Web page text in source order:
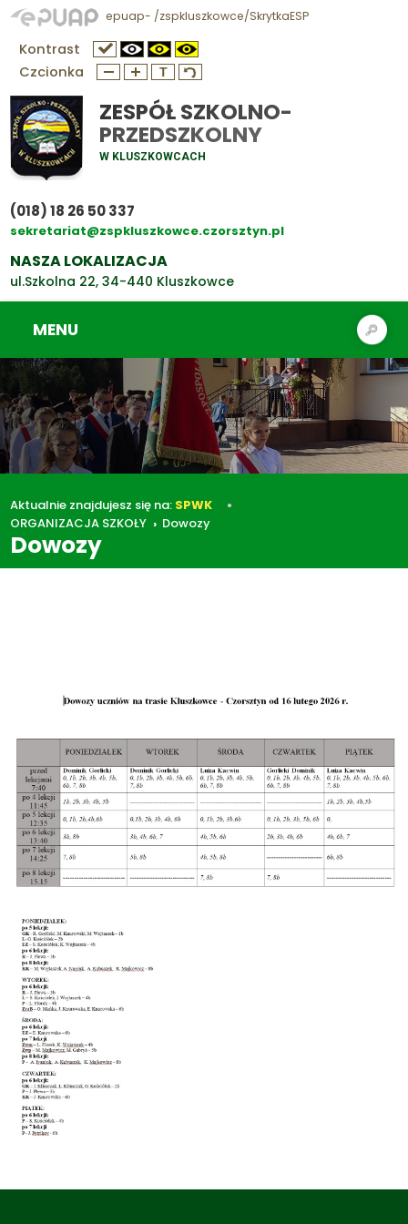
epuap- /zspkluszkowce/SkrytkaESP
Kontrast
Czcionka
ZESPÓŁ SZKOLNO-
PRZEDSZKOLNY
W KLUSZKOWCACH
(018) 18 26 50 337
sekretariat@zspkluszkowce.czorsztyn.pl
NASZA LOKALIZACJA
ul.Szkolna 22, 34-440 Kluszkowce
Aktualnie znajdujesz się na: SPWK
ORGANIZACJA SZKOŁY
Dowozy
Dowozy
MENU